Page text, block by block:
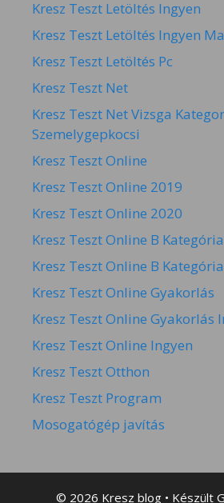
Kresz Teszt Letöltés Ingyen
Kresz Teszt Letöltés Ingyen
Kresz Teszt Letöltés Pc
Kresz Teszt Net
Kresz Teszt Net Vizsga
Szemelygepkocsi
Kresz Teszt Online
Kresz Teszt Online 2019
Kresz Teszt Online 2020
Kresz Teszt Online B
Kresz Teszt Online B
Kresz Teszt Online Gyakorlás
Kresz Teszt Online Gyakorlás
Kresz Teszt Online Ingyen
Kresz Teszt Otthon
Kresz Teszt Program
Mosogatógép javítás
© 2026 Kresz blog • Készült